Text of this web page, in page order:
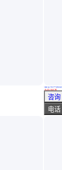
线 通讯电缆 高
真实性已核验
￥25.00/米
广东深圳
咨询
电话